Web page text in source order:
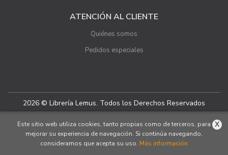
ATENCIÓN AL CLIENTE
Quiénes somos
Pedidos especiales
2026 © Librería Lemus. Todos los Derechos Reservados
X
Este sitio web utiliza cookies, tanto propias como de terceros, para
mejorar su experiencia de navegación. Si continúa navegando,
consideramos que acepta su uso. Más información